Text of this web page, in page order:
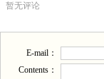
暂无评论
E-mail：
Contents：